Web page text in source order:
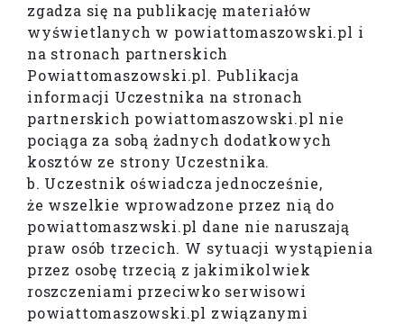
zgadza się na publikację materiałów
wyświetlanych w powiattomaszowski.pl i
na stronach partnerskich
Powiattomaszowski.pl. Publikacja
informacji Uczestnika na stronach
partnerskich powiattomaszowski.pl nie
pociąga za sobą żadnych dodatkowych
kosztów ze strony Uczestnika.
b. Uczestnik oświadcza jednocześnie,
że wszelkie wprowadzone przez nią do
powiattomaszwski.pl dane nie naruszają
praw osób trzecich. W sytuacji wystąpienia
przez osobę trzecią z jakimikolwiek
roszczeniami przeciwko serwisowi
powiattomaszowski.pl związanymi